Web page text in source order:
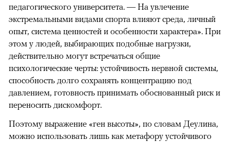
педагогического университета. — На увлечение
экстремальными видами спорта влияют среда, личный
опыт, система ценностей и особенности характера». При
этом у людей, выбирающих подобные нагрузки,
действительно могут встречаться общие
психологические черты: устойчивость нервной системы,
способность долго сохранять концентрацию под
давлением, готовность принимать обоснованный риск и
переносить дискомфорт.
Поэтому выражение «ген высоты», по словам Деулина,
можно использовать лишь как метафору устойчивого